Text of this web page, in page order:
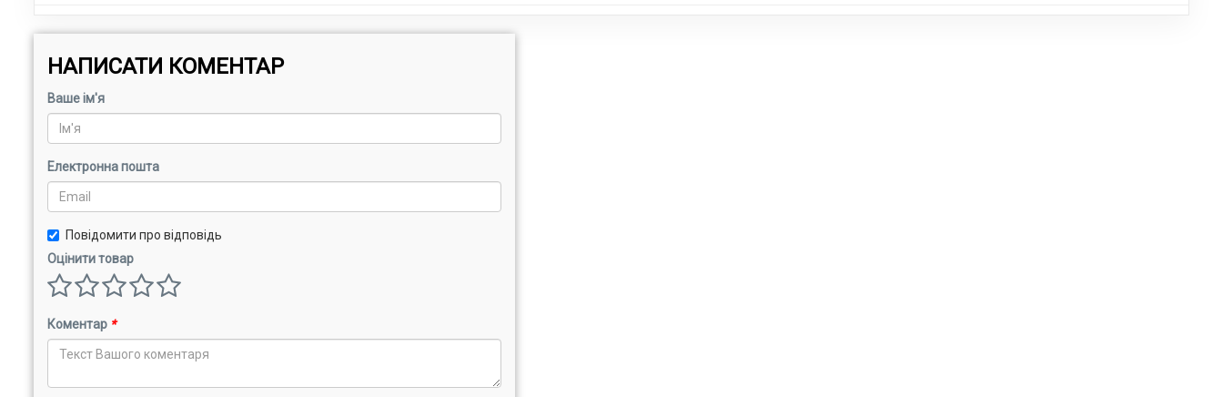
НАПИСАТИ КОМЕНТАР
Ваше ім'я
Електронна пошта
Повідомити про відповідь
Оцінити товар
Коментар *